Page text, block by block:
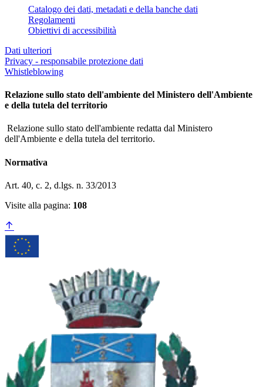
Catalogo dei dati, metadati e della banche dati
Regolamenti
Obiettivi di accessibilità
Dati ulteriori
Privacy - responsabile protezione dati
Whistleblowing
Relazione sullo stato dell'ambiente del Ministero dell'Ambiente
e della tutela del territorio
Relazione sullo stato dell'ambiente redatta dal Ministero
dell'Ambiente e della tutela del territorio.
Normativa
Art. 40, c. 2, d.lgs. n. 33/2013
Visite alla pagina: 108